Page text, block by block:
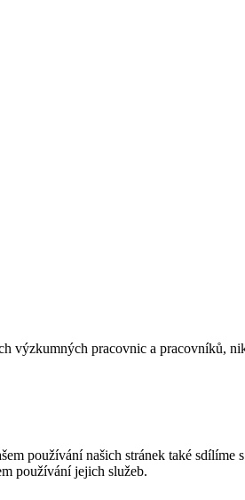
výzkumných pracovnic a pracovníků,
používání našich stránek také sdílíme
používání jejich služeb.